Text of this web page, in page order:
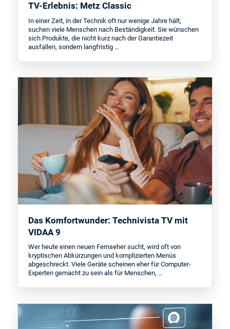
TV-Erlebnis: Metz Classic
In einer Zeit, in der Technik oft nur wenige Jahre hält,
suchen viele Menschen nach Beständigkeit. Sie wünschen
sich Produkte, die nicht kurz nach der Garantiezeit
ausfallen, sondern langfristig …
Das Komfortwunder: Technivista TV mit
VIDAA 9
Wer heute einen neuen Fernseher sucht, wird oft von
kryptischen Abkürzungen und komplizierten Menüs
abgeschreckt. Viele Geräte scheinen eher für Computer-
Experten gemacht zu sein als für Menschen, …